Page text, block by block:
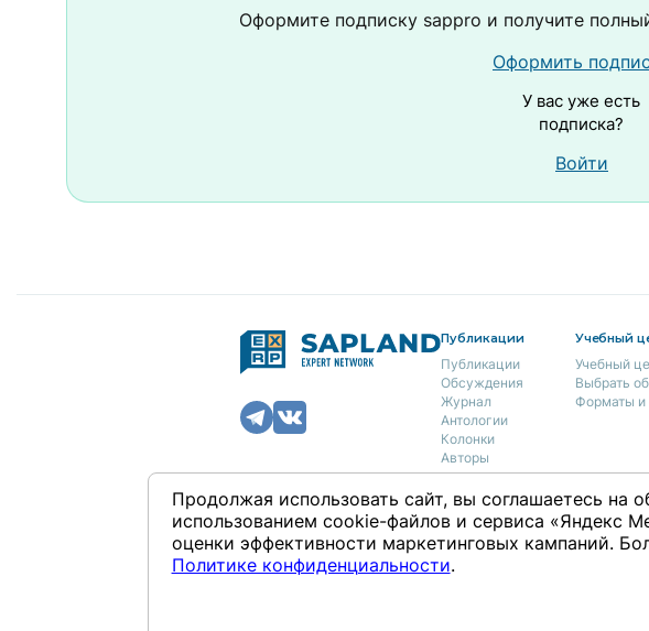
Оформите подписку sappro и получите
Оформить
У вас уже есть
подписка?
Войти
Публикации
Публикации
Обсуждения
Журнал
Антологии
Колонки
Авторы
Учебный
Учебный
Выбрать
Форматы и
О нас
Концепция
Политики
Контакты
Продолжая использовать сайт, вы соглашаетесь на
использованием cookie-файлов и сервиса «Яндекс
оценки эффективности маркетинговых кампаний.
Политике конфиденциальности.